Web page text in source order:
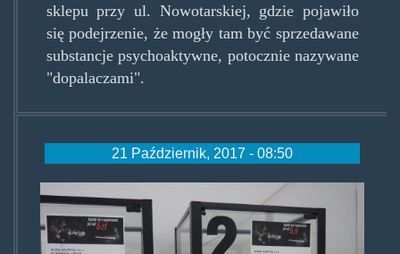
sklepu przy ul. Nowotarskiej, gdzie pojawiło
się podejrzenie, że mogły tam być sprzedawane
substancje psychoaktywne, potocznie nazywane
"dopalaczami".
21 Październik, 2017 - 08:50